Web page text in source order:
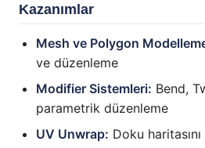
Kazanımlar
Mesh ve Polygon
ve düzenleme
Modifier Sistemleri: Bend,
parametrik düzenleme
UV Unwrap: Doku